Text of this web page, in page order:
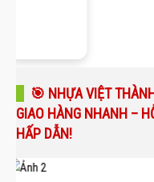
🎯 NHỰA VIỆT
GIAO HÀNG NHANH –
HẤP DẪN!